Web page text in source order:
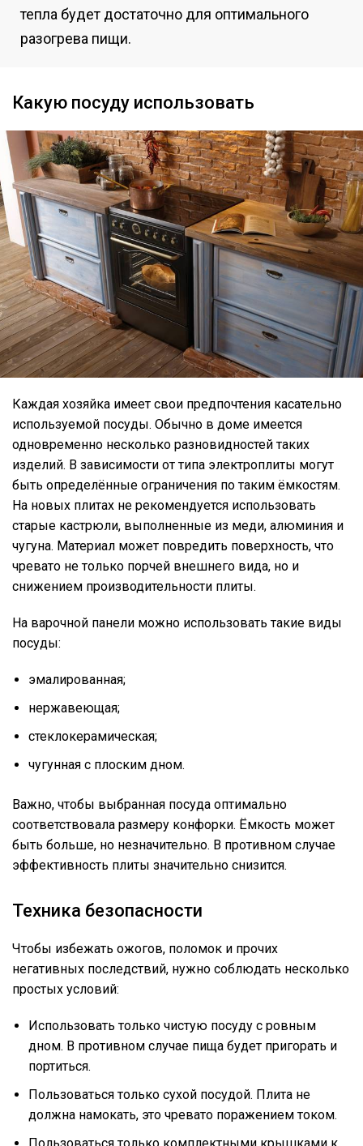
тепла будет достаточно для оптимального
разогрева пищи.
Какую посуду использовать
Каждая хозяйка имеет свои предпочтения касательно
используемой посуды. Обычно в доме имеется
одновременно несколько разновидностей таких
изделий. В зависимости от типа электроплиты могут
быть определённые ограничения по таким ёмкостям.
На новых плитах не рекомендуется использовать
старые кастрюли, выполненные из меди, алюминия и
чугуна. Материал может повредить поверхность, что
чревато не только порчей внешнего вида, но и
снижением производительности плиты.
На варочной панели можно использовать такие виды
посуды:
эмалированная;
нержавеющая;
стеклокерамическая;
чугунная с плоским дном.
Важно, чтобы выбранная посуда оптимально
соответствовала размеру конфорки. Ёмкость может
быть больше, но незначительно. В противном случае
эффективность плиты значительно снизится.
Техника безопасности
Чтобы избежать ожогов, поломок и прочих
негативных последствий, нужно соблюдать несколько
простых условий:
Использовать только чистую посуду с ровным
дном. В противном случае пища будет пригорать и
портиться.
Пользоваться только сухой посудой. Плита не
должна намокать, это чревато поражением током.